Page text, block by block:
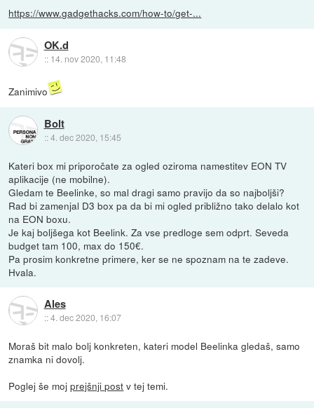
https://www.gadgethacks.com/how-to/get-...
OK.d
:: 14. nov 2020, 11:48
Zanimivo
Bolt
::4. dec 2020, 15:45
Kateri box mi priporočate za ogled oziroma namestitev EON TV
aplikacije (ne mobilne).
Gledam te Beelinke, so mal dragi samo pravijo da so najboljši?
Rad bi zamenjal D3 box pa da bi mi ogled približno tako delalo kot
na EON boxu.
Je kaj boljšega kot Beelink. Za vse predloge sem odprt. Seveda
budget tam 100, max do 150€.
Pa prosim konkretne primere, ker se ne spoznam na te zadeve.
Hvala.
Ales
::4. dec 2020, 16:07
Moraš bit malo bolj konkreten, kateri model Beelinka gledaš, samo
znamka ni dovolj.
Poglej še mojprejšnji post v tej temi.